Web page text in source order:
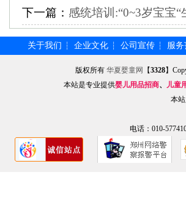
下一篇： 感统培训:“0~3岁宝宝“
关于我们 ┆ 企业文化 ┆ 公司宣传 ┆ 服务
版权所有华夏婴童网 【3328】
本站是专业提供婴儿用品招商、 儿童
本
电话：010-